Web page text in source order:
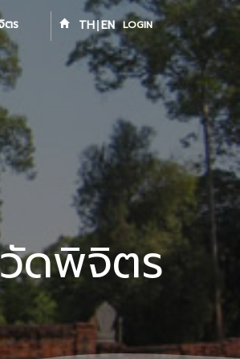
ตร TH EN LOGIN
ดพิจิตร